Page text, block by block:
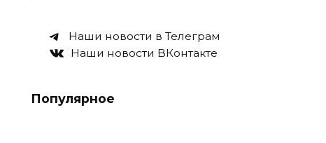
Наши новости в Телеграм
Наши новости ВКонтакте
Популярное